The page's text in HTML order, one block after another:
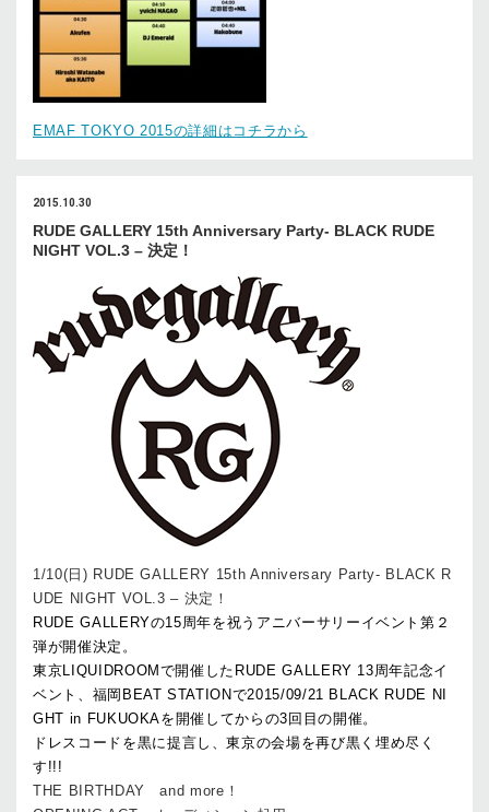
EMAF TOKYO 2015の詳細はコチラから
2015.10.30
RUDE GALLERY 15th Anniversary Party- BLACK RUDE
NIGHT VOL.3 – 決定！
1/10(日) RUDE GALLERY 15th Anniversary Party- BLACK R
UDE NIGHT VOL.3 – 決定！
RUDE GALLERYの15周年を祝うアニバーサリーイベント第２
弾が開催決定。
東京LIQUIDROOMで開催したRUDE GALLERY 13周年記念イ
ベント、福岡BEAT STATIONで2015/09/21 BLACK RUDE NI
GHT in FUKUOKAを開催してからの3回目の開催。
ドレスコードを黒に提言し、東京の会場を再び黒く埋め尽く
す!!!
THE BIRTHDAY and more！